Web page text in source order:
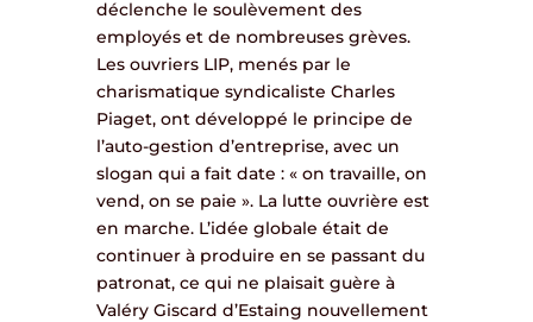
déclenche le soulèvement des
employés et de nombreuses grèves.
Les ouvriers LIP, menés par le
charismatique syndicaliste Charles
Piaget, ont développé le principe de
l’auto-gestion d’entreprise, avec un
slogan qui a fait date : « on travaille, on
vend, on se paie ». La lutte ouvrière est
en marche. L’idée globale était de
continuer à produire en se passant du
patronat, ce qui ne plaisait guère à
Valéry Giscard d’Estaing nouvellement